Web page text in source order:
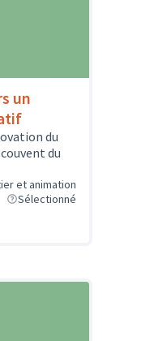
un
du
du
et animation
Sélectionné